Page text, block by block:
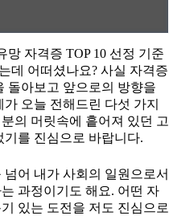
망 자격증 TOP 10 선정 기준
데 어떠셨나요? 사실 자격증
돌아보고 앞으로의 방향을
오늘 전해드린 다섯 가지
의 머릿속에 흩어져 있던 고
를 진심으로 바랍니다.
어 내가 사회의 일원으로서
과정이기도 해요. 어떤 자
있는 도전을 저도 진심으로